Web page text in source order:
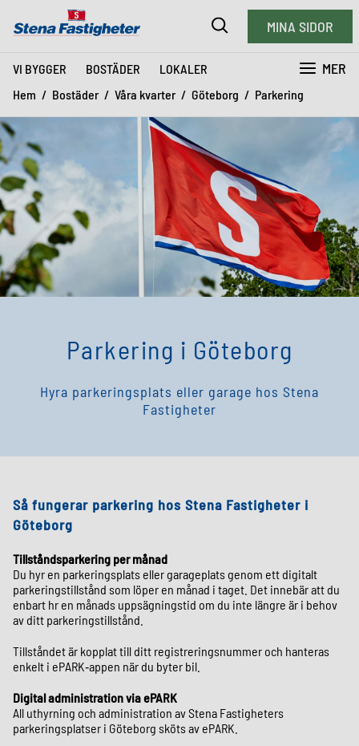
VI BYGGER BOSTÄDER LOKALER MER
MINA SIDOR
Hem Bostäder Våra kvarter Göteborg Parkering
Parkering i Göteborg
Hyra parkeringsplats eller garage hos Stena
Fastigheter
Så fungerar parkering hos Stena Fastigheter i
Göteborg
Tillståndsparkering per månad
Du hyr en parkeringsplats eller garageplats genom ett digitalt
parkeringstillstånd som löper en månad i taget. Det innebär att du
enbart hr en månads uppsägningstid om du inte längre är i behov
av ditt parkeringstillstånd.
Tillståndet är kopplat till ditt registreringsnummer och hanteras
enkelt i ePARK‑appen när du byter bil.
Digital administration via ePARK
All uthyrning och administration av Stena Fastigheters
parkeringsplatser i Göteborg sköts av ePARK.